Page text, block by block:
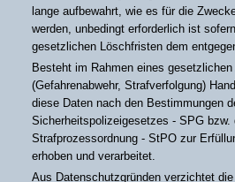
lange aufbewahrt, wie es für die
werden, unbedingt erforderlich ist
gesetzlichen Löschfristen dem
Besteht im Rahmen eines gesetzlichen
(Gefahrenabwehr, Strafverfolgung)
diese Daten nach den Bestimmungen
Sicherheitspolizeigesetzes - SPG bzw.
Strafprozessordnung - StPO zur
erhoben und verarbeitet.
Aus Datenschutzgründen verzichtet